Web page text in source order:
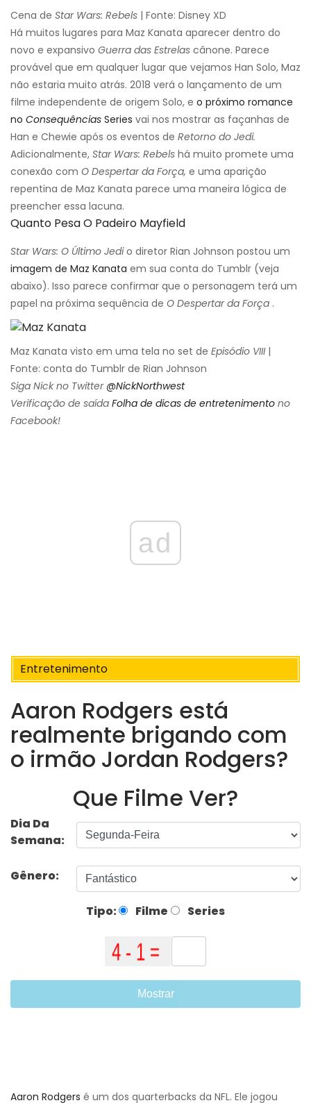
Cena de Star Wars: Rebels | Fonte: Disney XD
Há muitos lugares para Maz Kanata aparecer dentro do
novo e expansivo Guerra das Estrelas cânone. Parece
provável que em qualquer lugar que vejamos Han Solo, Maz
não estaria muito atrás. 2018 verá o lançamento de um
filme independente de origem Solo, e o próximo romance
no Consequências Series vai nos mostrar as façanhas de
Han e Chewie após os eventos de Retorno do Jedi.
Adicionalmente, Star Wars: Rebels há muito promete uma
conexão com O Despertar da Força, e uma aparição
repentina de Maz Kanata parece uma maneira lógica de
preencher essa lacuna.
Quanto Pesa O Padeiro Mayfield
Star Wars: O Último Jedio diretor Rian Johnson postou um
imagem de Maz Kanata em sua conta do Tumblr (veja
abaixo). Isso parece confirmar que o personagem terá um
papel na próxima sequência de O Despertar da Força .
Maz Kanata visto em uma tela no set de Episódio VIII|
Fonte: conta do Tumblr de Rian Johnson
Siga Nick no Twitter @NickNorthwest
Verificação de saída Folha de dicas de entretenimento no
Facebook!
ad
Entretenimento
Aaron Rodgers está
realmente brigando com
o irmão Jordan Rodgers?
Que Filme Ver?
Dia Da
Semana:
Gênero:
Tipo: Filme Series
Mostrar
Aaron Rodgers é um dos quarterbacks da NFL. Ele jogou